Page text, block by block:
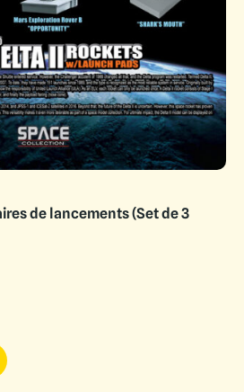
de lancements (Set de 3